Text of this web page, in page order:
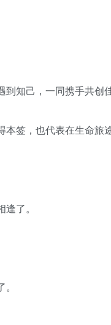
到知己，一同携手共创
本签，也代表在生命旅
了。